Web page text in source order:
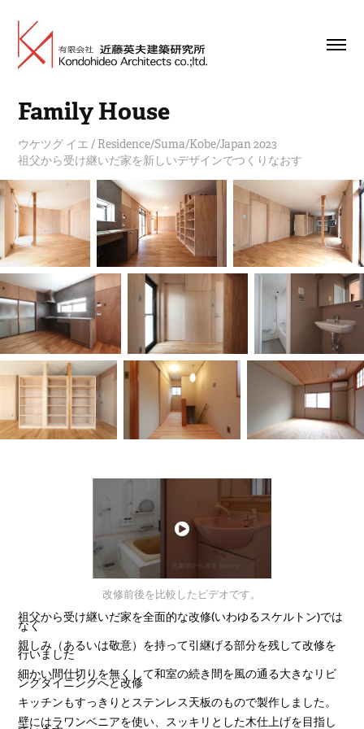
Family House
ウケツグ イエ / Residence/Suma/Kobe/Japan 2023
祖父から受け継いだ家を新しいデザインでつくりなおす
改修前後を比較したビデオです。
祖父から受け継いだ家を全面的な改修(いわゆるスケルトン)では
なく
親しみ（あるいは敬意）を持って引継げる部分を残して改修を
行いました
細かい間仕切りを無くして和室の続き間を風の通る大きなリビ
ングダイニングへと改修
キッチンもすっきりとステンレス天板のもので製作しました。
壁にはラワンベニアを使い、スッキリとした木仕上げを目指し